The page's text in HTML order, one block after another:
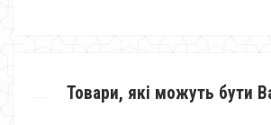
Товари, які можуть бути